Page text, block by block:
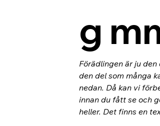
g
Förädlingen är ju
den del som många
nedan. Då kan vi
innan du fått se och
heller. Det finns en